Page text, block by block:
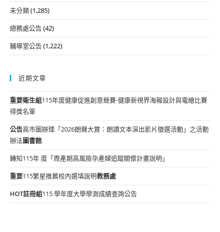
未分類(1,285)
總務處公告(42)
輔導室公告(1,222)
近期文章
重要衛生組115年度健康促進創意競賽-健康新視界海報設計與電繪比賽
得獎名單
公告高市圖辦理「2026朗聲大賞：朗讀文本演出影片徵選活動」之活動
辦法圖書館
轉知115年 度「周產期高風險孕產婦追蹤關懷計畫說明」
重要115繁星推薦校內選填說明教務處
HOT註冊組115 學年度大學學測成績查詢公告